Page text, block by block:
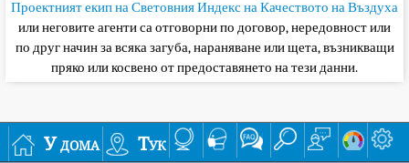
Проектният екип на Световния Индекс на Качеството на Въздуха
или неговите агенти са отговорни по договор, нередовност или
по друг начин за всяка загуба, нараняване или щета, възникващи
пряко или косвено от предоставянето на тези данни.
У дома Тук